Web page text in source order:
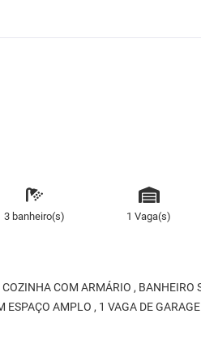
3 banheiro(s) 1 Vaga(s)
COM ARMÁRIO , BANHEIRO
ESPAÇO AMPLO , 1 VAGA DE